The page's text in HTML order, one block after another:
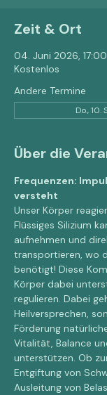
Zeit & Ort
04. Juni 2026,
Kostenlos
Andere Termine
Do., 10.
Über die
Frequenzen:
versteht
Unser Körper
Flüssiges Silizium
aufnehmen und
transportieren, wo
benötigt! Diese
Körper dabei
regulieren. Dabei
Heilversprechen,
Förderung
Vitalität, Balance
unterstützen. Ob
Entgiftung von
Ausleitung von